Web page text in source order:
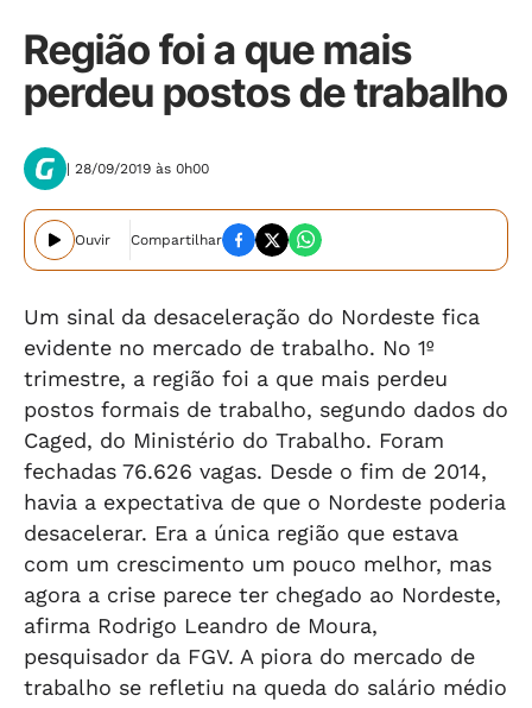
Região foi a que mais
perdeu postos de trabalho
| 28/09/2019 às 0h00
Ouvir Compartilhar
Um sinal da desaceleração do Nordeste fica
evidente no mercado de trabalho. No 1º
trimestre, a região foi a que mais perdeu
postos formais de trabalho, segundo dados do
Caged, do Ministério do Trabalho. Foram
fechadas 76.626 vagas. Desde o fim de 2014,
havia a expectativa de que o Nordeste poderia
desacelerar. Era a única região que estava
com um crescimento um pouco melhor, mas
agora a crise parece ter chegado ao Nordeste,
afirma Rodrigo Leandro de Moura,
pesquisador da FGV. A piora do mercado de
trabalho se refletiu na queda do salário médio